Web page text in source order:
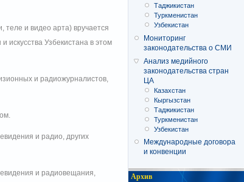
теле и видео арта) вручается
искусства Узбекистана в этом
и радиожурналистов,
и радио, других
и радиовещания,
Таджикистан
Туркменистан
Узбекистан
Мониторинг
законодательства о СМИ
Анализ медийного
законодательства стран
ЦА
Казахстан
Кыргызстан
Таджикистан
Туркменистан
Узбекистан
Международные договора
и конвенции
Архив